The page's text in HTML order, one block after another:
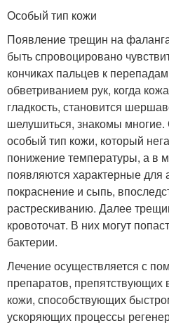
Особый тип кожи
Появление трещин на
быть спровоцировано
кончиках пальцев к
обветриванием рук, когда
гладкость, становится
шелушиться, знакомы многие.
особый тип кожи, который
понижение температуры, а в
появляются характерные для
покраснение и сыпь,
растрескиванию. Далее
кровоточат. В них могут
бактерии.
Лечение осуществляется с
препаратов,
кожи, способствующих
ускоряющих процессы